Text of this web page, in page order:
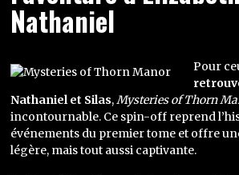
Nathaniel
Pour
Nathaniel et Silas,Mysteries of Thorn
incontournable. Ce spin-off reprend
événements du premier tome et offre
légère, mais tout aussi captivante.